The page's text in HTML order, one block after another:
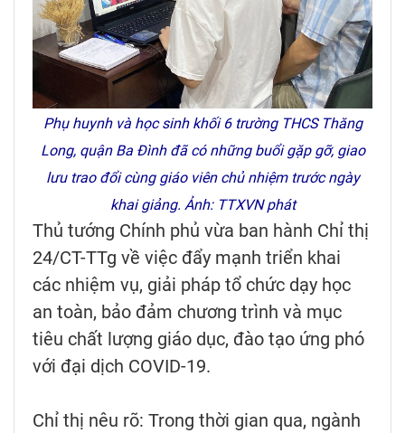
Phụ huynh và học sinh khối 6 trường THCS Thăng
Long, quận Ba Đình đã có những buổi gặp gỡ, giao
lưu trao đổi cùng giáo viên chủ nhiệm trước ngày
khai giảng. Ảnh: TTXVN phát
Thủ tướng Chính phủ vừa ban hành Chỉ thị
24/CT-TTg về việc đẩy mạnh triển khai
các nhiệm vụ, giải pháp tổ chức dạy học
an toàn, bảo đảm chương trình và mục
tiêu chất lượng giáo dục, đào tạo ứng phó
với đại dịch COVID-19.
Chỉ thị nêu rõ: Trong thời gian qua, ngành